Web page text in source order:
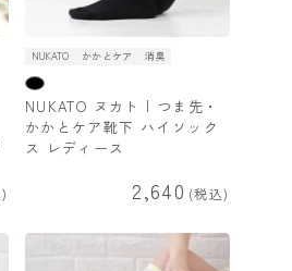
NUKATO かかとケア 消臭
NUKATO ヌカト | つま先・
かかとケア靴下 ハイソック
ス レディース
2,640 税込